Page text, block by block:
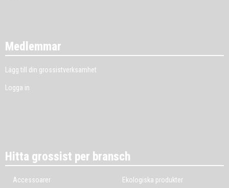
Medlemmar
Lägg till din grossistverksamhet
Logga in
Hitta grossist per bransch
Accessoarer Ekologiska produkter